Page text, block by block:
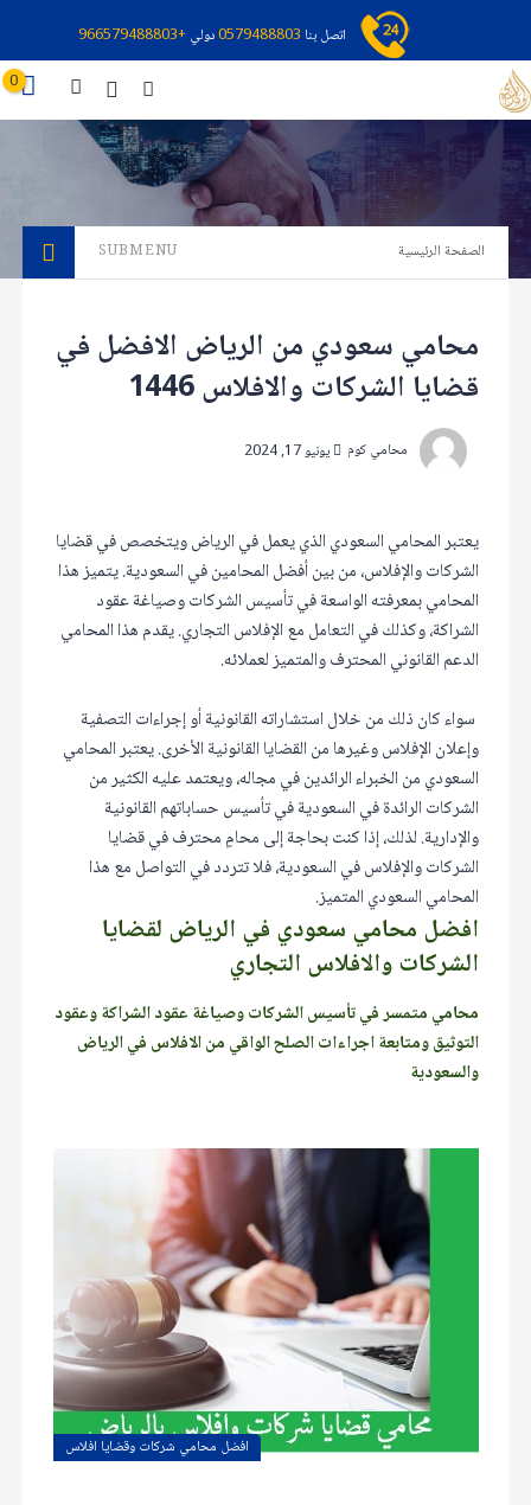
اتصل بنا 0579488803دولي+966579488803
0
الصفحة الرئيسية SUBMENU
محامي سعودي من الرياض الافضل في
قضايا الشركات والافلاس 1446
محامي كوم يونيو 17, 2024
يعتبر المحامي السعودي الذي يعمل في الرياض ويتخصص في قضايا
الشركات والإفلاس، من بين أفضل المحامين في السعودية. يتميز هذا
المحامي بمعرفته الواسعة في تأسيس الشركات وصياغة عقود
الشراكة، وكذلك في التعامل مع الإفلاس التجاري. يقدم هذا المحامي
الدعم القانوني المحترف والمتميز لعملائه.
سواء كان ذلك من خلال استشاراته القانونية أو إجراءات التصفية
وإعلان الإفلاس وغيرها من القضايا القانونية الأخرى. يعتبر المحامي
السعودي من الخبراء الرائدين في مجاله، ويعتمد عليه الكثير من
الشركات الرائدة في السعودية في تأسيس حساباتهم القانونية
والإدارية. لذلك، إذا كنت بحاجة إلى محامٍ محترف في قضايا
الشركات والإفلاس في السعودية، فلا تتردد في التواصل مع هذا
المحامي السعودي المتميز.
افضل محامي سعودي في الرياض لقضايا
الشركات والافلاس التجاري
محامي متمسر في تأسيس الشركات وصياغة عقود الشراكة وعقود
التوثيق ومتابعة اجراءات الصلح الواقي من الافلاس في الرياض
والسعودية
افضل محامي شركات وقضايا افلاس